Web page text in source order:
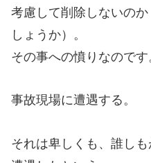
考慮して削除しないの
しょうか）。
その事への憤りなのです
事故現場に遭遇する。
それは卑しくも、誰し